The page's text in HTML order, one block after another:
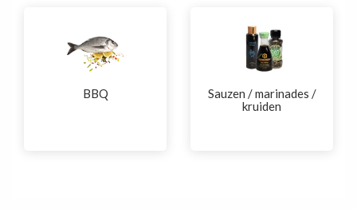
BBQ
Sauzen / marinades /
kruiden